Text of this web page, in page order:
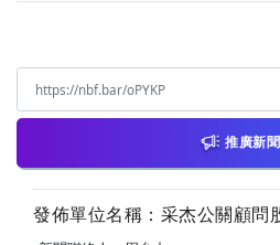
推廣新
發佈單位名稱：采杰公關顧問